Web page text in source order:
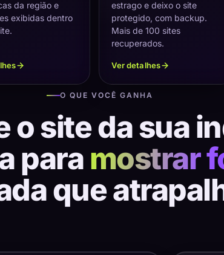
da região e
exibidas dentro
estrago e deixo o site
protegido, com backup.
Mais de 100 sites
recuperados.
Ver detalhes
O QUE VOCÊ GANHA
o site da sua
para mostrar
que